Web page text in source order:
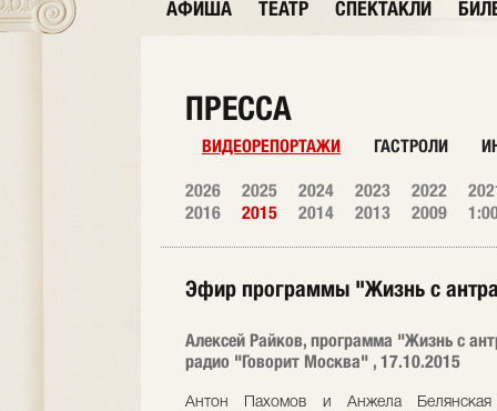
АФИША ТЕАТР СПЕКТАКЛИ
ПРЕССА
ВИДЕОРЕПОРТАЖИ ГАСТРОЛИ
2026 2025 2024 2023 2022
2016
2015 2014 2013 2009
Эфир программы "Жизнь с
Алексей Райков, программа "Жизнь с
радио "Говорит Москва" , 17.10.2015
Антон Пахомов и Анжела